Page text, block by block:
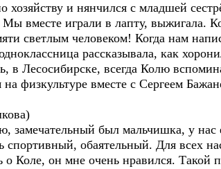
хозяйству и нянчился с младшей
вместе играли в лапту, выжигала.
светлым человеком! Когда нам
рассказывала, как
в Лесосибирске, всегда Колю
на физкультуре вместе с Сергеем
замечательный был мальчишка, у
спортивный, обаятельный. Для всех
о Коле, он мне очень нравился. Такой